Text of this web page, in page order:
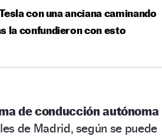
con una anciana caminando
la confundieron con esto
de conducción autónoma
de Madrid, según se puede